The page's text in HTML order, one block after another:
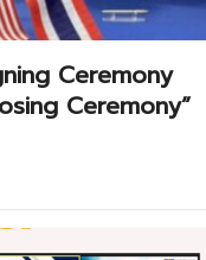
Ceremony
Ceremony”